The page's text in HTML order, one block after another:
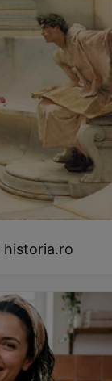
historia.ro